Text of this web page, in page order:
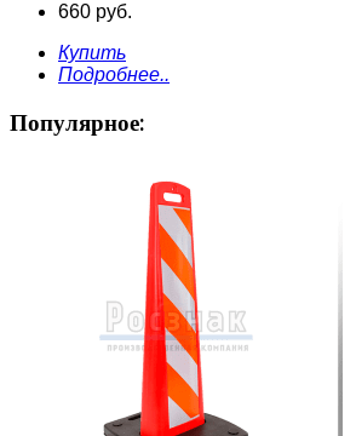
660 руб.
Купить
Подробнее..
Популярное: